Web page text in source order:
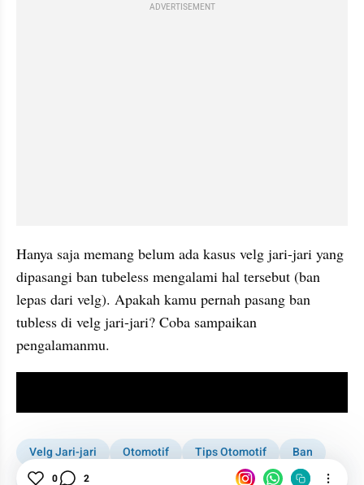
ADVERTISEMENT
Hanya saja memang belum ada kasus velg jari-jari yang
dipasangi ban tubeless mengalami hal tersebut (ban
lepas dari velg). Apakah kamu pernah pasang ban
tubless di velg jari-jari? Coba sampaikan
pengalamanmu.
Velg Jari-jari Otomotif Tips Otomotif
Ban
Ban Tubeless
Sepeda Motor Motor
0 2